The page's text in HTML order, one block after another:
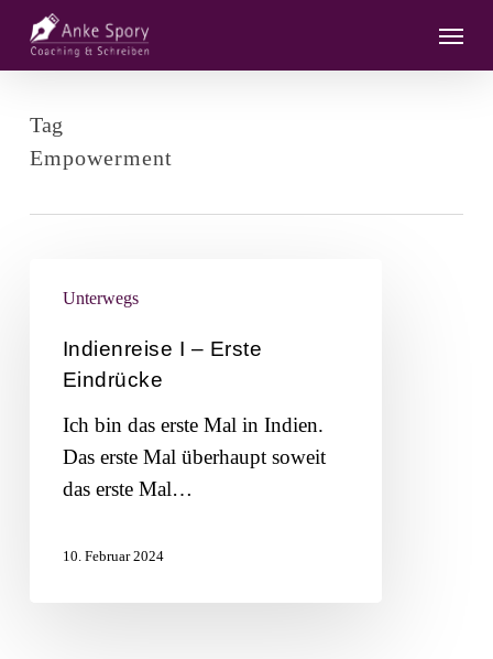
Menu
Tag
Empowerment
Erste
Unterwegs
Indienreise I – Erste
Eindrücke
Ich bin das erste Mal in Indien.
Das erste Mal überhaupt soweit
das erste Mal…
10. Februar 2024